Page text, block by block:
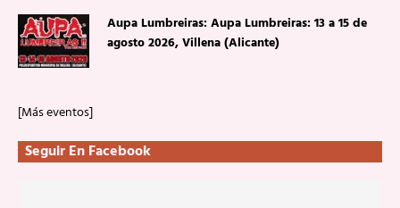
Aupa Lumbreiras: Aupa Lumbreiras: 13 a 15 de
agosto 2026, Villena (Alicante)
[Más eventos]
Seguir En Facebook